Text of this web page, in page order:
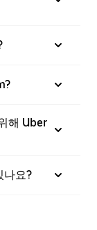
해 Uber
나요?